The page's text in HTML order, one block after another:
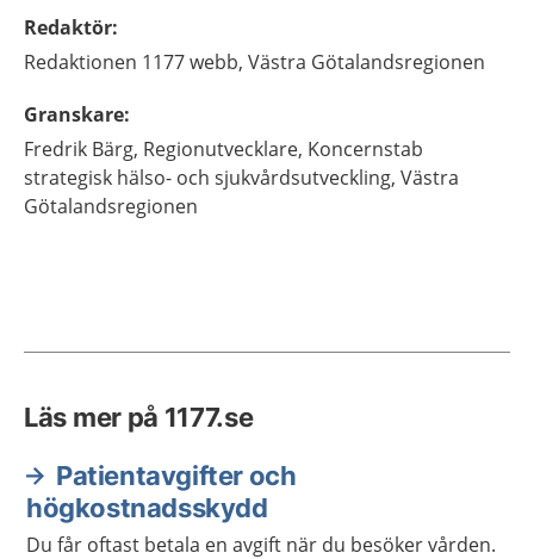
Redaktör:
Redaktionen 1177 webb, Västra Götalandsregionen
Granskare:
Fredrik Bärg, Regionutvecklare, Koncernstab
strategisk hälso- och sjukvårdsutveckling, Västra
Götalandsregionen
Läs mer på 1177.se
Patientavgifter och
högkostnadsskydd
Du får oftast betala en avgift när du besöker vården.